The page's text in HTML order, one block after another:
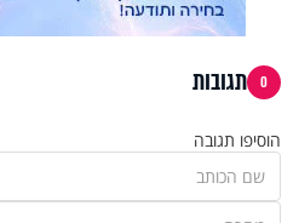
0 תגובות
הוסיפו תגובה